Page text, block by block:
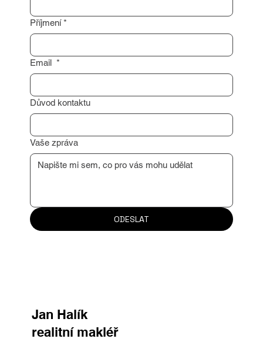
Příjmení *
Email *
Důvod kontaktu
Vaše zpráva
ODESLAT
Jan Halík
realitní makléř